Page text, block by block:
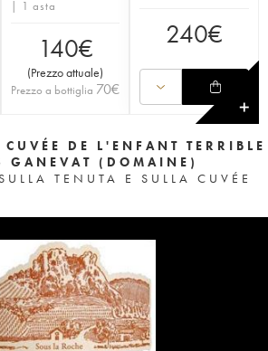
| 1 asta
140€
(Prezzo attuale)
Prezzo a bottiglia 70€
240€
✕
DE L'ENFANT TERRIBLE
GANEVAT (DOMAINE)
TENUTA E SULLA CUVÉE